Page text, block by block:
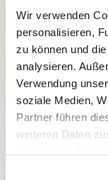
Wir verwenden
personalisieren,
zu können und
analysieren.
Verwendung
soziale Medien,
Partner führen
weiteren Daten
Funktionen des
E-Mail:
Passwort: